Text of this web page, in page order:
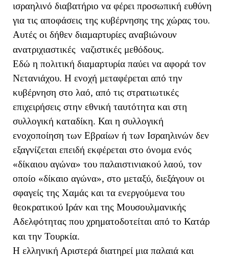
ισραηλινό διαβατήριο να φέρει προσωπική ευθύνη
για τις αποφάσεις της κυβέρνησης της χώρας του.
Αυτές οι δήθεν διαμαρτυρίες αναβιώνουν
ανατριχιαστικές ναζιστικές μεθόδους.
Εδώ η πολιτική διαμαρτυρία παύει να αφορά τον
Νετανιάχου. Η ενοχή μεταφέρεται από την
κυβέρνηση στο λαό, από τις στρατιωτικές
επιχειρήσεις στην εθνική ταυτότητα και στη
συλλογική καταδίκη. Και η συλλογική
ενοχοποίηση των Εβραίων ή των Ισραηλινών δεν
εξαγνίζεται επειδή εκφέρεται στο όνομα ενός
«δίκαιου αγώνα» του παλαιστινιακού λαού, τον
οποίο «δίκαιο αγώνα», στο μεταξύ, διεξάγουν οι
σφαγείς της Χαμάς και τα ενεργούμενα του
θεοκρατικού Ιράν και της Μουσουλμανικής
Αδελφότητας που χρηματοδοτείται από το Κατάρ
και την Τουρκία.
Η ελληνική Αριστερά διατηρεί μια παλαιά και